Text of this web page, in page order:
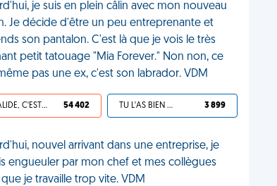
je suis en plein câlin avec mon nouveau
Je décide d'être un peu entreprenante et
son pantalon. C'est là que je vois le très
petit tatouage "Mia Forever." Non non, ce
pas une ex, c'est son labrador. VDM
JE VALIDE, C'EST UNE VDM 54 402 TU L'AS BIEN MÉRITÉ 3 899
nouvel arrivant dans une entreprise, je
engueuler par mon chef et mes collègues
je travaille trop vite. VDM